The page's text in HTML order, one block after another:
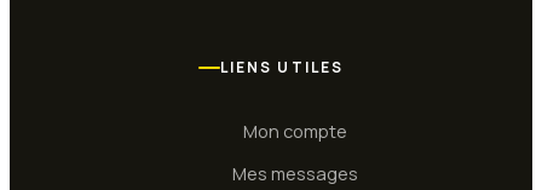
LIENS UTILES
Mon compte
Mes messages